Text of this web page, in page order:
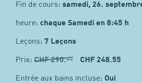
Fin de cours: samedi, 26.
heure: chaque Samedi en 8:45 h
Leçons: 7 Leçons
Prix: CHF290.-- CHF 248.55
Entrée aux bains incluse: Oui